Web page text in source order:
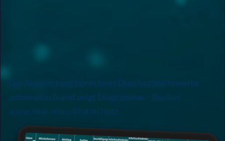
Die Auswertung berechnet Durchschnittswerte
automatisch und zeigt Diagramme – flexibel
anpassbar, ohne Blattschutz.